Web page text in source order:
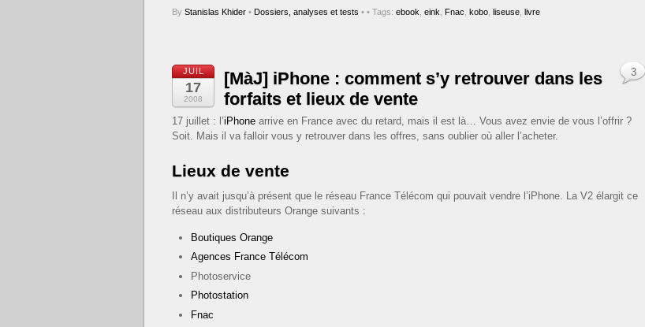
By Stanislas Khider • Dossiers, analyses et tests • • Tags: ebook eink Fnac kobo liseuse livre
JUIL
17
2008
[MàJ] iPhone : comment s’y retrouver dans les
forfaits et lieux de vente
17 juillet : l’iPhone arrive en France avec du retard, mais il est là… Vous avez envie de vous l’offrir ?
Soit. Mais il va falloir vous y retrouver dans les offres, sans oublier où aller l’acheter.
Lieux de vente
Il n’y avait jusqu’à présent que le réseau France Télécom qui pouvait vendre l’iPhone. La V2 élargit ce
réseau aux distributeurs Orange suivants :
Boutiques Orange
Agences France Télécom
Photoservice
Photostation
Fnac
3